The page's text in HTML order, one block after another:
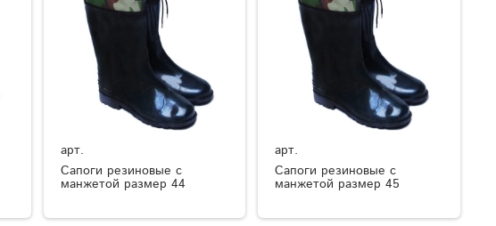
арт.
Сапоги резиновые с
манжетой размер 44
арт.
Сапоги резиновые с
манжетой размер 45